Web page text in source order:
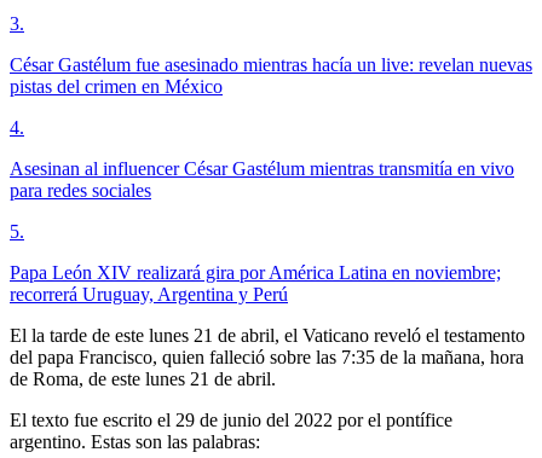
3.
César Gastélum fue asesinado mientras hacía un live: revelan nuevas
pistas del crimen en México
4.
Asesinan al influencer César Gastélum mientras transmitía en vivo
para redes sociales
5.
Papa León XIV realizará gira por América Latina en noviembre;
recorrerá Uruguay, Argentina y Perú
El la tarde de este lunes 21 de abril, el Vaticano reveló el testamento
del papa Francisco, quien falleció sobre las 7:35 de la mañana, hora
de Roma, de este lunes 21 de abril.
El texto fue escrito el 29 de junio del 2022 por el pontífice
argentino. Estas son las palabras: